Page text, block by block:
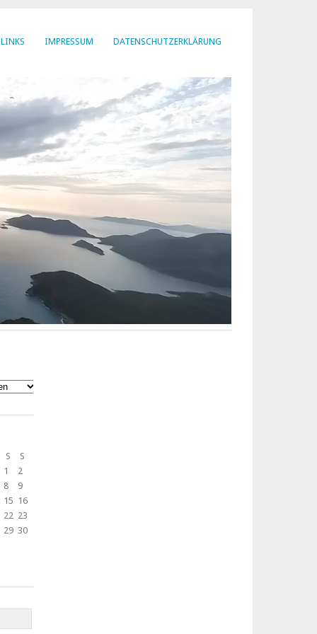
LINKS IMPRESSUM DATENSCHUTZERKLÄRUNG
S
S
1
2
8
9
15 16
22 23
29 30